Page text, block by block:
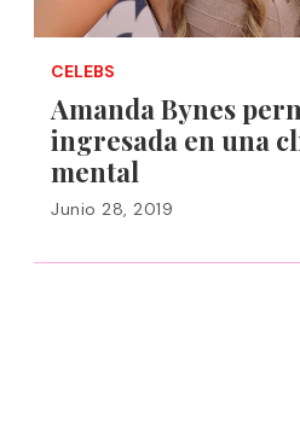
CELEBS
Amanda Bynes
ingresada en una
mental
Junio 28, 2019